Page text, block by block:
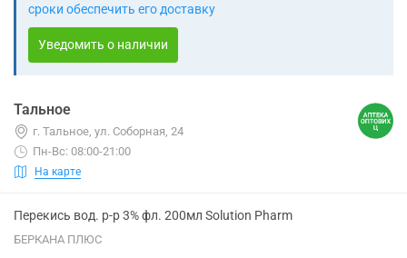
сроки обеспечить его доставку
Уведомить о наличии
Тальное
г. Тальное, ул. Соборная, 24
Пн-Вс: 08:00-21:00
На карте
Перекись вод. р-р 3% фл. 200мл Solution Pharm
БЕРКАНА ПЛЮС